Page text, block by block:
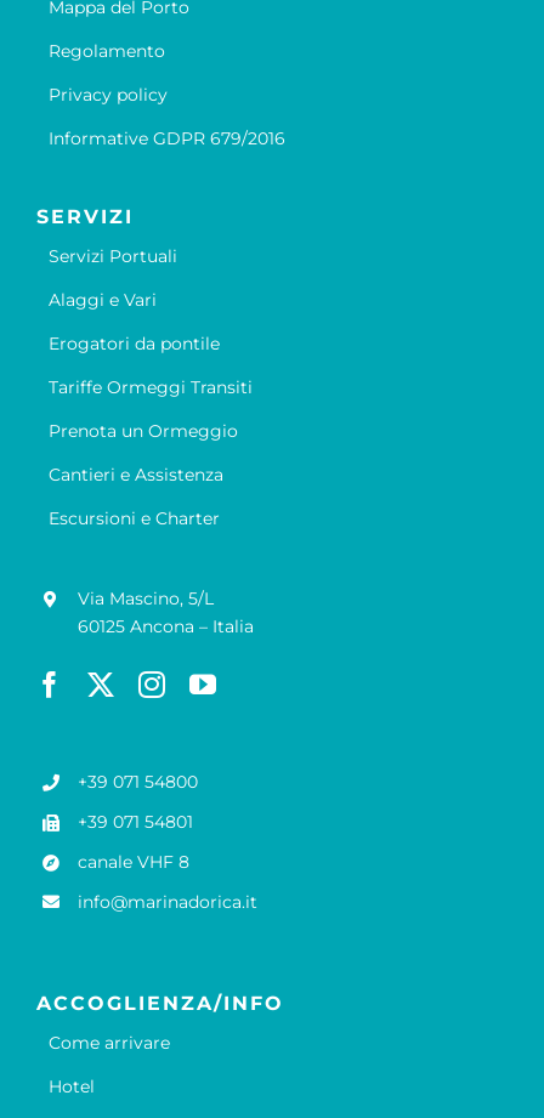
Mappa del Porto
Regolamento
Privacy policy
Informative GDPR 679/2016
SERVIZI
Servizi Portuali
Alaggi e Vari
Erogatori da pontile
Tariffe Ormeggi Transiti
Prenota un Ormeggio
Cantieri e Assistenza
Escursioni e Charter
Via Mascino, 5/L
60125 Ancona – Italia
+39 071 54800
+39 071 54801
canale VHF 8
info@marinadorica.it
ACCOGLIENZA/INFO
Come arrivare
Hotel